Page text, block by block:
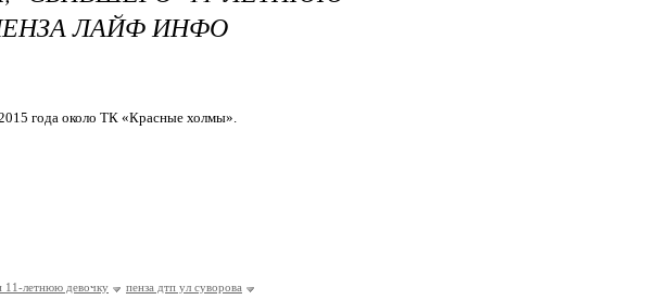
ЛАЙФ ИНФО
года около ТК «Красные холмы».
11-летнюю девочку пенза дтп ул суворова